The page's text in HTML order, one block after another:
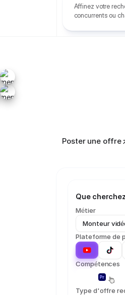
Affinez votre
concurrents ou
Poster une offre
Que
Métier
Monteur vidé
Plateforme de
Compétences
Pr Pro
Type d'offre